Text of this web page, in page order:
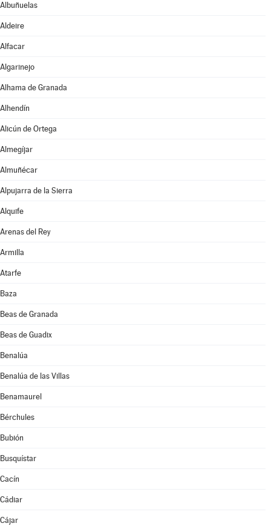
Albuñuelas
Aldeire
Alfacar
Algarinejo
Alhama de Granada
Alhendín
Alicún de Ortega
Almegíjar
Almuñécar
Alpujarra de la Sierra
Alquife
Arenas del Rey
Armilla
Atarfe
Baza
Beas de Granada
Beas de Guadix
Benalúa
Benalúa de las Villas
Benamaurel
Bérchules
Bubión
Busquístar
Cacín
Cádiar
Cájar